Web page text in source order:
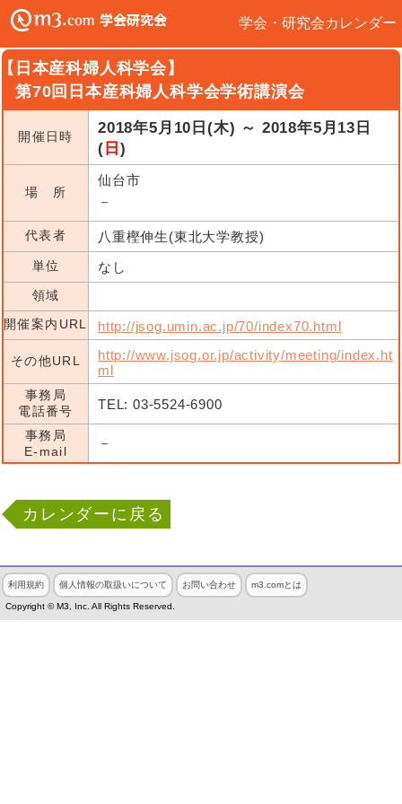
学会・研究会カレンダー
日本産科婦人科学会】
第70回日本産科婦人科学会学術講演会
開催日時
2018年5月10日(木) ～ 2018年5月13日
( 日 )
場 所
仙台市
－
代表者 八重樫伸生(東北大学教授)
単位 なし
領域
開催案内URL
http://jsog.umin.ac.jp/70/index70.html
その他URL
http://www.jsog.or.jp/activity/meeting/index.ht
ml
事務局
電話番号
TEL: 03-5524-6900
事務局
E-mail
－
カレンダーに戻る
利用規約 個人情報の取扱いについて お問い合わせ m3.comとは
Copyright © M3, Inc. All Rights Reserved.